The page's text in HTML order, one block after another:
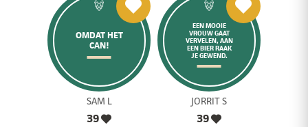
OMDAT HET
CAN!
SAM L
39
EEN MOOIE
VROUW GAAT
VERVELEN, AAN
EEN BIER RAAK
JE GEWEND.
JORRIT S
39